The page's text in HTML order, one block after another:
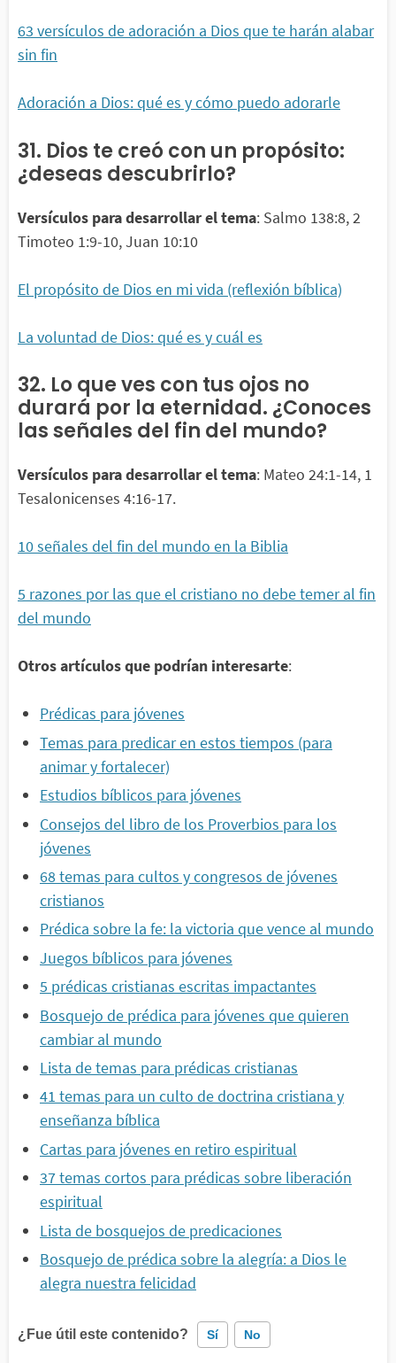
63 versículos de adoración a Dios que te harán alabar
sin fin
Adoración a Dios: qué es y cómo puedo adorarle
31. Dios te creó con un propósito:
¿deseas descubrirlo?
Versículos para desarrollar el tema: Salmo 138:8, 2
Timoteo 1:9-10, Juan 10:10
El propósito de Dios en mi vida (reflexión bíblica)
La voluntad de Dios: qué es y cuál es
32. Lo que ves con tus ojos no
durará por la eternidad. ¿Conoces
las señales del fin del mundo?
Versículos para desarrollar el tema: Mateo 24:1-14, 1
Tesalonicenses 4:16-17.
10 señales del fin del mundo en la Biblia
5 razones por las que el cristiano no debe temer al fin
del mundo
Otros artículos que podrían interesarte:
Prédicas para jóvenes
Temas para predicar en estos tiempos (para
animar y fortalecer)
Estudios bíblicos para jóvenes
Consejos del libro de los Proverbios para los
jóvenes
68 temas para cultos y congresos de jóvenes
cristianos
Prédica sobre la fe: la victoria que vence al mundo
Juegos bíblicos para jóvenes
5 prédicas cristianas escritas impactantes
Bosquejo de prédica para jóvenes que quieren
cambiar al mundo
Lista de temas para prédicas cristianas
41 temas para un culto de doctrina cristiana y
enseñanza bíblica
Cartas para jóvenes en retiro espiritual
37 temas cortos para prédicas sobre liberación
espiritual
Lista de bosquejos de predicaciones
Bosquejo de prédica sobre la alegría: a Dios le
alegra nuestra felicidad
¿Fue útil este contenido? Sí No